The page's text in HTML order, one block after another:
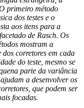
primeiro método
dos testes e o
aos itens para a
de Rasch. Os
mostram a
corretores em cada
do teste, mesmo se
parte da variância
a desenvolver os
que podem ser
focadas.